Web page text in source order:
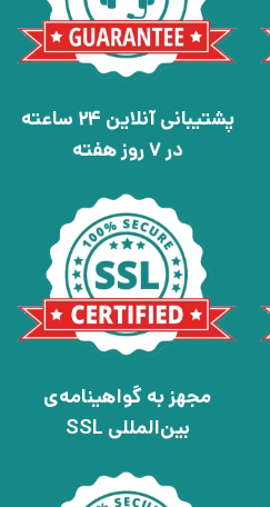
پشتیبانی آنلاین 24 ساعته
در 7 روز هفته
مجهز به گواهینامه‌ی
بین‌المللی SSL